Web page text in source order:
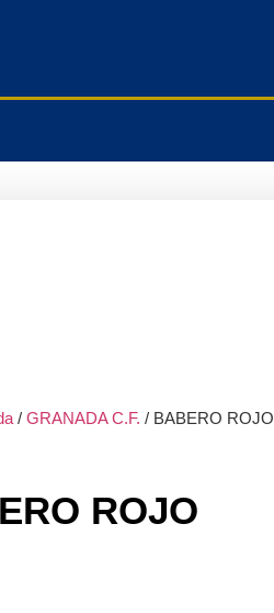
/ GRANADA C.F. / BABERO ROJO
ROJO